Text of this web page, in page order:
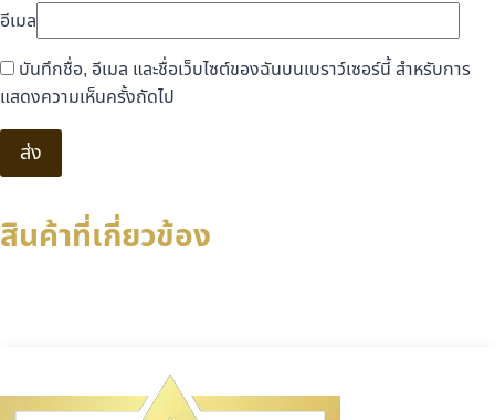
อีเมล
บันทึกชื่อ, อีเมล และชื่อเว็บไซต์ของฉันบนเบราว์เซอร์นี้ สำหรับการ
แสดงความเห็นครั้งถัดไป
สินค้าที่เกี่ยวข้อง